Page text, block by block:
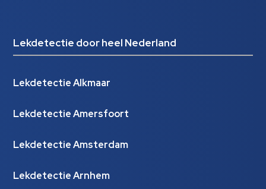
Lekdetectie door heel Nederland
Lekdetectie Alkmaar
Lekdetectie Amersfoort
Lekdetectie Amsterdam
Lekdetectie Arnhem